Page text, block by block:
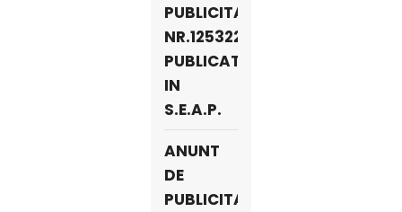
PUBLICITATE
NR.125322
PUBLICAT
IN
S.E.A.P.
ANUNT
DE
PUBLICITATE